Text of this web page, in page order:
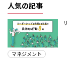
人気の記事
マネジメント